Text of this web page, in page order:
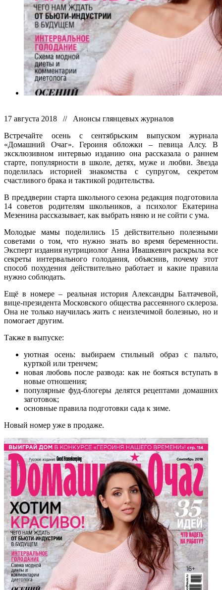
17 августа 2018 // Анонсы глянцевых журналов
Встречайте осень с сентябрьским выпуском журнала
«Домашний Очаг». Героиня обложки – певица Алсу. В
эксклюзивном интервью изданию она рассказала о раннем
старте, популярности в школе, детях, муже и любви. Звезда
поделилась историей знакомства с супругом, секретом
счастливого брака и тактикой родительства.
В преддверии старта школьного сезона редакция подготовила
14 советов родителям школьников, а психолог Екатерина
Мезенина рассказывает, как выбрать няню и не сойти с ума.
Молодые мамы поделились 15 действительно полезными
советами о том, что нужно знать во время беременности.
Эксперт издания нутрициолог Анна Ивашкевич раскрыла все
секреты интервального голодания, объяснив, почему этот
способ похудения действительно работает и какие правила
нужно соблюдать.
Ещё в номере – реальная история Александры Балтачевой,
вице-президента Московского общества рассеянного склероза.
Она не только научилась жить с неизлечимой болезнью, но и
помогает другим.
Также в выпуске:
уютная осень: выбираем стильный образ с пальто,
курткой или тренчем;
новая любовь после развода: как не бояться вступать в
новые отношения;
популярные фуд-блогеры делятся рецептами домашних
заготовок;
основные правила подготовки сада к зиме.
Новый номер уже в продаже.